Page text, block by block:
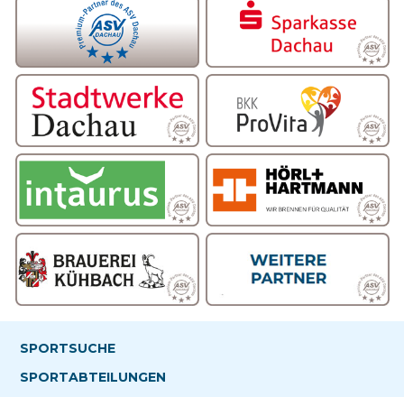
SPORTSUCHE
SPORTABTEILUNGEN